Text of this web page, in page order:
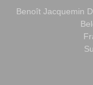
Benoît Jacquemin